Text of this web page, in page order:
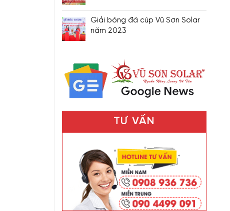
Giải bóng đá cúp Vũ Sơn Solar
năm 2023
TƯ VẤN